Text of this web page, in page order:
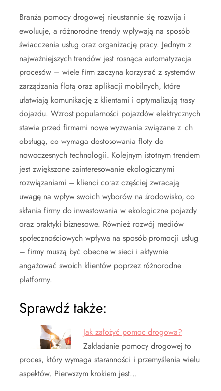
Branża pomocy drogowej nieustannie się rozwija i
ewoluuje, a różnorodne trendy wpływają na sposób
świadczenia usług oraz organizację pracy. Jednym z
najważniejszych trendów jest rosnąca automatyzacja
procesów – wiele firm zaczyna korzystać z systemów
zarządzania flotą oraz aplikacji mobilnych, które
ułatwiają komunikację z klientami i optymalizują trasy
dojazdu. Wzrost popularności pojazdów elektrycznych
stawia przed firmami nowe wyzwania związane z ich
obsługą, co wymaga dostosowania floty do
nowoczesnych technologii. Kolejnym istotnym trendem
jest zwiększone zainteresowanie ekologicznymi
rozwiązaniami – klienci coraz częściej zwracają
uwagę na wpływ swoich wyborów na środowisko, co
skłania firmy do inwestowania w ekologiczne pojazdy
oraz praktyki biznesowe. Również rozwój mediów
społecznościowych wpływa na sposób promocji usług
– firmy muszą być obecne w sieci i aktywnie
angażować swoich klientów poprzez różnorodne
platformy.
Sprawdź także:
Jak założyć pomoc drogowa?
Zakładanie pomocy drogowej to
proces, który wymaga staranności i przemyślenia wielu
aspektów. Pierwszym krokiem jest…